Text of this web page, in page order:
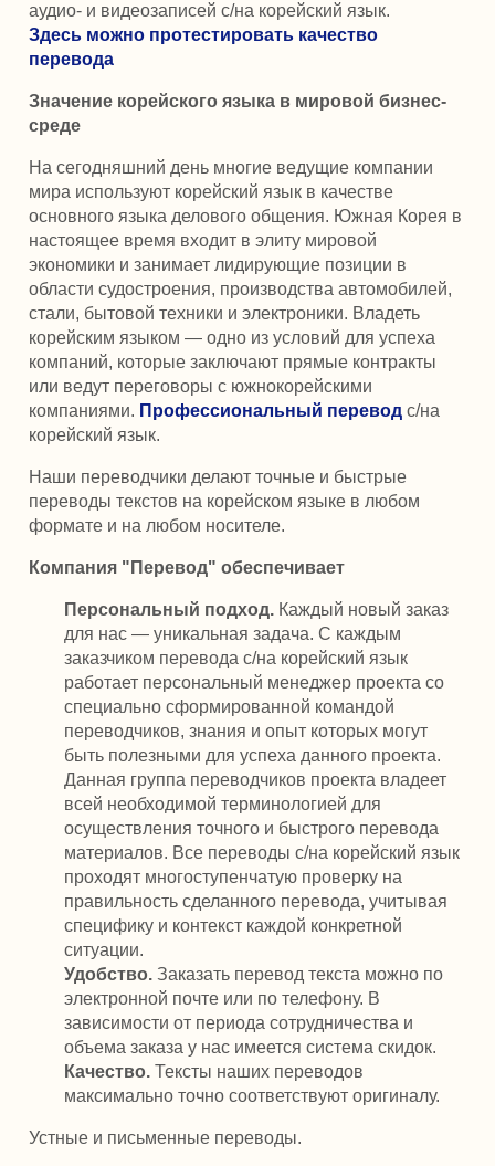
аудио- и видеозаписей с/на корейский язык.
Здесь можно протестировать качество
перевода
Значение корейского языка в мировой бизнес-
среде
На сегодняшний день многие ведущие компании
мира используют корейский язык в качестве
основного языка делового общения. Южная Корея в
настоящее время входит в элиту мировой
экономики и занимает лидирующие позиции в
области судостроения, производства автомобилей,
стали, бытовой техники и электроники. Владеть
корейским языком — одно из условий для успеха
компаний, которые заключают прямые контракты
или ведут переговоры с южнокорейскими
компаниями. Профессиональный перевод с/на
корейский язык.
Наши переводчики делают точные и быстрые
переводы текстов на корейском языке в любом
формате и на любом носителе.
Компания "Перевод" обеспечивает
Персональный подход. Каждый новый заказ
для нас — уникальная задача. С каждым
заказчиком перевода с/на корейский язык
работает персональный менеджер проекта со
специально сформированной командой
переводчиков, знания и опыт которых могут
быть полезными для успеха данного проекта.
Данная группа переводчиков проекта владеет
всей необходимой терминологией для
осуществления точного и быстрого перевода
материалов. Все переводы с/на корейский язык
проходят многоступенчатую проверку на
правильность сделанного перевода, учитывая
специфику и контекст каждой конкретной
ситуации.
Удобство. Заказать перевод текста можно по
электронной почте или по телефону. В
зависимости от периода сотрудничества и
объема заказа у нас имеется система скидок.
Качество. Тексты наших переводов
максимально точно соответствуют оригиналу.
Устные и письменные переводы.